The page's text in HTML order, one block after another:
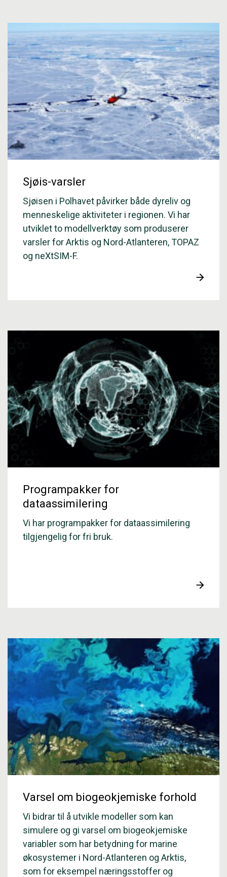
Sjøis-varsler
Sjøisen i Polhavet påvirker både dyreliv og
menneskelige aktiviteter i regionen. Vi har
utviklet to modellverktøy som produserer
varsler for Arktis og Nord-Atlanteren, TOPAZ
og neXtSIM-F.
Programpakker for
dataassimilering
Vi har programpakker for dataassimilering
tilgjengelig for fri bruk.
Varsel om biogeokjemiske forhold
Vi bidrar til å utvikle modeller som kan
simulere og gi varsel om biogeokjemiske
variabler som har betydning for marine
økosystemer i Nord-Atlanteren og Arktis,
som for eksempel næringsstoffer og